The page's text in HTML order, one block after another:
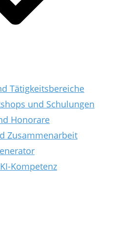
Tätigkeitsbereiche
und Schulungen
Honorare
Zusammenarbeit
Kompetenz